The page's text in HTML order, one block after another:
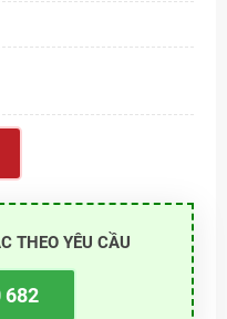
THEO YÊU CẦU
682